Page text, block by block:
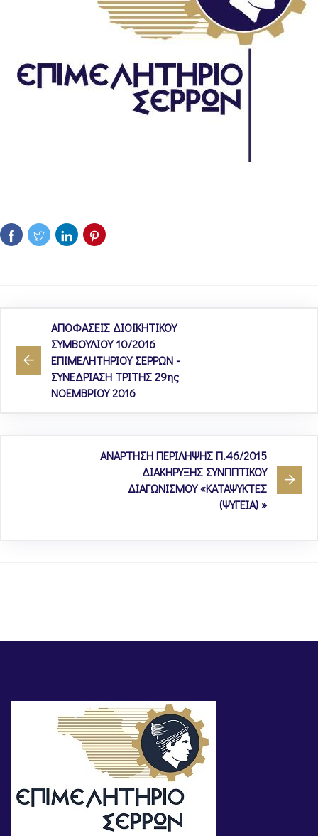
ΑΠΟΦΑΣΕΙΣ ΔΙΟΙΚΗΤΙΚΟΥ
ΣΥΜΒΟΥΛΙΟΥ 10/2016
ΕΠΙΜΕΛΗΤΗΡΙΟΥ ΣΕΡΡΩΝ -
ΣΥΝΕΔΡΙΑΣΗ ΤΡΙΤΗΣ 29ης
ΝΟΕΜΒΡΙΟΥ 2016
ΑΝΑΡΤΗΣΗ ΠΕΡΙΛΗΨΗΣ Π.46/2015
ΔΙΑΚΗΡΥΞΗΣ ΣΥΝΠΠΤΙΚΟΥ
ΔΙΑΓΩΝΙΣΜΟΥ «ΚΑΤΑΨΥΚΤΕΣ
(ΨΥΓΕΙΑ) »